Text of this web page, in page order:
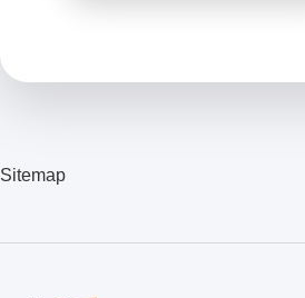
Sitemap